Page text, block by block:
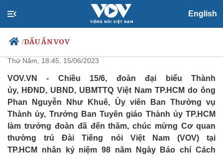
English
/DẤU ẤN VOV
Chính trị
Đảng
Tổ chức nhân sự
Quốc hội
Nhận diện sự thật
Xã hội
Tin 24h
Dự báo thời tiết
Giáo dục
Dấu ấn VOV
Việc làm
TP.HCM mong muốn VOV tiếp
tục đồng hành cùng phát triển
Thứ Năm, 18:45, 15/06/2023
VOV.VN - Chiều 15/6, đoàn đại biểu Thành
ủy, HĐND, UBND, UBMTTQ Việt Nam TP.HCM do ông
Phan Nguyễn Như Khuê, Ủy viên Ban Thường vụ
Thành ủy, Trưởng Ban Tuyên giáo Thành ủy TP.HCM
làm trưởng đoàn đã đến thăm, chúc mừng Cơ quan
thường trú Đài Tiếng nói Việt Nam (VOV) tại
TP.HCM nhân kỷ niệm 98 năm Ngày Báo chí Cách